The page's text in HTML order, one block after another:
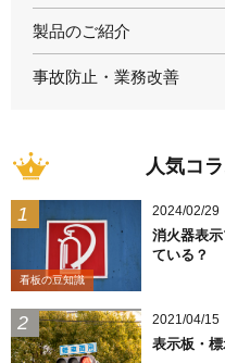
製品のご紹介
事故防止・業務改善
人気コ
看板の豆知識
2024/02/29
消火器表
ている？
2021/04/15
表示板・